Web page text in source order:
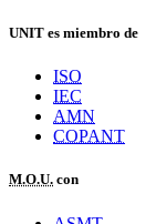
UNIT es miembro de
ISO
IEC
AMN
COPANT
M.O.U. con